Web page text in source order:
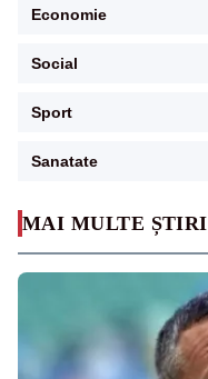
MAI MULTE
Economie
Social
Sport
Sanatate